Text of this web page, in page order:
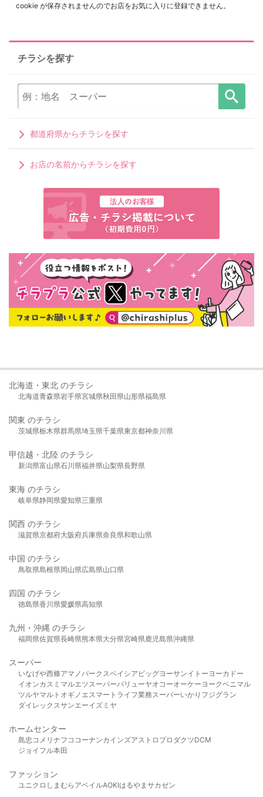
cookie が保存されませんのでお店をお気に入りに登録できません。
チラシを探す
都道府県からチラシを探す
お店の名前からチラシを探す
北海道・東北 のチラシ
北海道青森県岩手県宮城県秋田県山形県福島県
関東 のチラシ
茨城県栃木県群馬県埼玉県千葉県東京都神奈川県
甲信越・北陸 のチラシ
新潟県富山県石川県福井県山梨県長野県
東海 のチラシ
岐阜県静岡県愛知県三重県
関西 のチラシ
滋賀県京都府大阪府兵庫県奈良県和歌山県
中国 のチラシ
鳥取県島根県岡山県広島県山口県
四国 のチラシ
徳島県香川県愛媛県高知県
九州・沖縄 のチラシ
福岡県佐賀県長崎県熊本県大分県宮崎県鹿児島県沖縄県
スーパー
いなげや西條アマノパークスベイシア ビッグヨーサンイトーヨーカドー
イオンカスミ マルエツスーパーバリューヤオコーオーケー ヨークベニマル
ツルヤマルト オギノ エスマート ライフ業務スーパーいかり フジグラン
ダイレックスサンエーイズミヤ
ホームセンター
島忠 コメリ ナフコ コーナンカインズアストロプロダクツDCM
ジョイフル本田
ファッション
ユニクロ しまむら アベイルAOKIはるやま サカゼン